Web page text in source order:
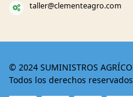
taller@clementeagro.com
© 2024 SUMINISTROS
Todos los derechos